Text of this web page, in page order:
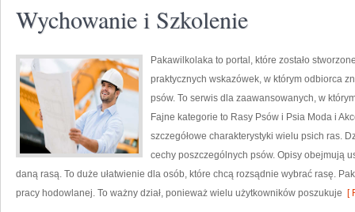
Wychowanie i Szkolenie
Pakawilkolaka to portal, które zostało
praktycznych wskazówek, w którym odbiorca
psów. To serwis dla zaawansowanych, w
Fajne kategorie to Rasy Psów i Psia Moda i
szczegółowe charakterystyki wielu psich ras.
cechy poszczególnych psów. Opisy obejmują
daną rasą. To duże ułatwienie dla osób, które chcą rozsądnie wybrać rasę.
pracy hodowlanej. To ważny dział, ponieważ wielu użytkowników poszukuje [